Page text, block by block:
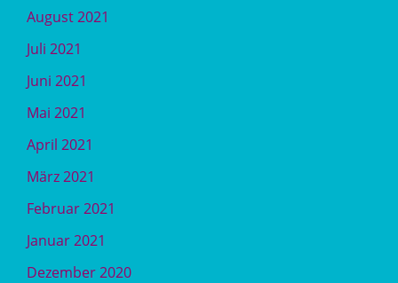
August 2021
Juli 2021
Juni 2021
Mai 2021
April 2021
März 2021
Februar 2021
Januar 2021
Dezember 2020